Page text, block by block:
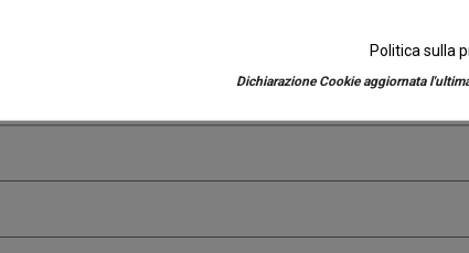
Politica sulla
Dichiarazione Cookie aggiornata